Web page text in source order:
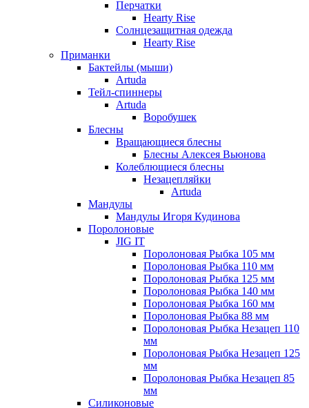
Перчатки
Hearty Rise
Солнцезащитная одежда
Hearty Rise
Приманки
Бактейлы (мыши)
Artuda
Тейл-спиннеры
Artuda
Воробушек
Блесны
Вращающиеся блесны
Блесны Алексея Вьюнова
Колеблющиеся блесны
Незацепляйки
Artuda
Мандулы
Мандулы Игоря Кудинова
Поролоновые
JIG IT
Поролоновая Рыбка 105 мм
Поролоновая Рыбка 110 мм
Поролоновая Рыбка 125 мм
Поролоновая Рыбка 140 мм
Поролоновая Рыбка 160 мм
Поролоновая Рыбка 88 мм
Поролоновая Рыбка Незацеп 110
мм
Поролоновая Рыбка Незацеп 125
мм
Поролоновая Рыбка Незацеп 85
мм
Силиконовые